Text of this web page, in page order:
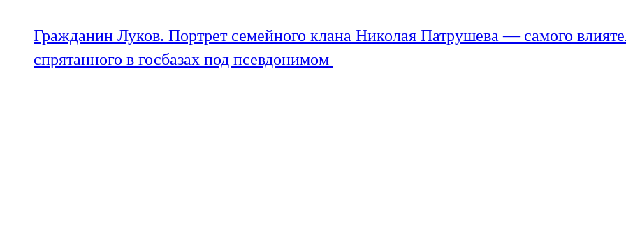
Гражданин Луков. Портрет семейного клана Николая Патрушева — самого
спрятанного в госбазах под псевдонимом